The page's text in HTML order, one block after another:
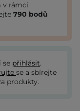
v rámci
790 bodů
se přihlásit.
se a sbírejte
produkty.